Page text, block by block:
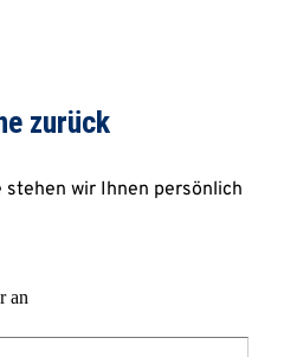
zurück
stehen wir Ihnen persönlich
an